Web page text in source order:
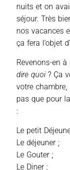
nuits et on
séjour. Très
nos vacances
ça fera l’objet
Revenons-en
dire quoi ? Ça
votre
pas que pour
:
Le petit
Le déjeuner ;
Le Gouter ;
Le Diner ;